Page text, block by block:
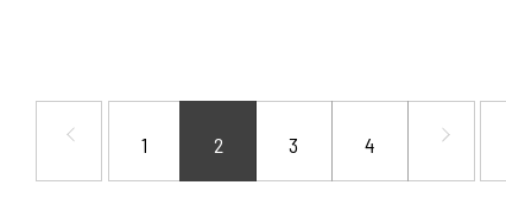
1 2 3 4